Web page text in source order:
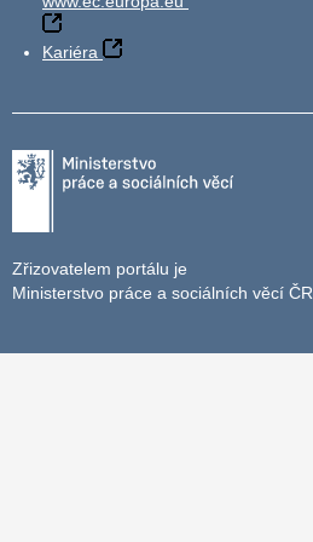
Kariéra
Zřizovatelem portálu je
Ministerstvo práce a sociálních věcí ČR